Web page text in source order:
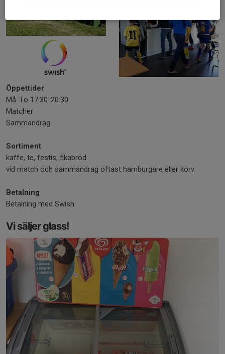
Öppettider
Må-To 17:30-20:30
Matcher
Sammandrag
Sortiment
kaffe, te, festis, fikabröd
vid match och sammandrag oftast hamburgare eller korv
Betalning
Betalning med Swish
Vi säljer glass!